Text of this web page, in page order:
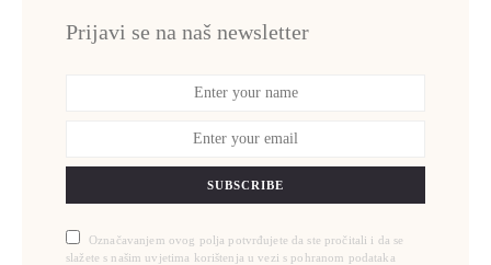
Prijavi se na naš newsletter
SUBSCRIBE
Označavanjem ovog polja potvrđujete da ste pročitali i da se
slažete s našim uvjetima korištenja u vezi s pohranom podataka